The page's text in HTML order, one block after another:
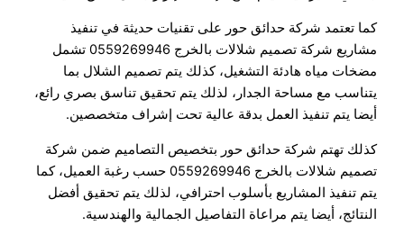
كما تعتمد شركة حدائق حور على تقنيات حديثة في تنفيذ
مشاريع شركة تصميم شلالات بالخرج 0559269946 تشمل
مضخات مياه هادئة التشغيل، كذلك يتم تصميم الشلال بما
يتناسب مع مساحة الجدار، لذلك يتم تحقيق تناسق بصري رائع،
أيضا يتم تنفيذ العمل بدقة عالية تحت إشراف متخصصين.
كذلك تهتم شركة حدائق حور بتخصيص التصاميم ضمن شركة
تصميم شلالات بالخرج 0559269946 حسب رغبة العميل، كما
يتم تنفيذ المشاريع بأسلوب احترافي، لذلك يتم تحقيق أفضل
النتائج، أيضا يتم مراعاة التفاصيل الجمالية والهندسية.